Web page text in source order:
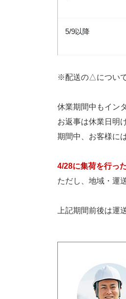
5/9以降
※配送の△につい
休業期間中もイン
お返事は休業日明
期間中、お客様に
4/28に集荷を行っ
ただし、地域・運
上記期間前後は運